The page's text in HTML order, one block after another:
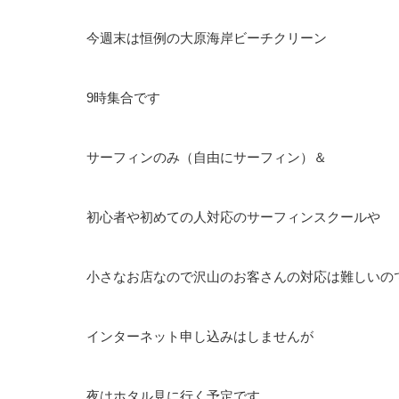
今週末は恒例の大原海岸ビーチクリーン
9時集合です
サーフィンのみ（自由にサーフィン）＆
初心者や初めての人対応のサーフィンスクールや
小さなお店なので沢山のお客さんの対応は難しいの
インターネット申し込みはしませんが